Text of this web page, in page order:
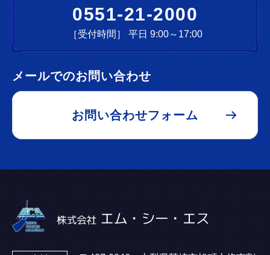
0551-21-2000
［受付時間］ 平日 9:00～17:00
メールでのお問い合わせ
お問い合わせフォーム